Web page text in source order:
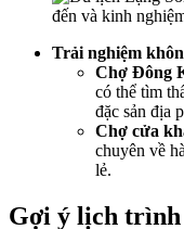
Trải nghiệm
Chợ Đông
có thể tìm
đặc sản địa
Chợ cửa
chuyên về
lẻ.
Gợi ý lịch